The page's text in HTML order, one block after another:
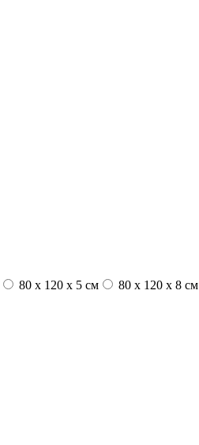
80 x 120 x 5 см 80 x 120 x 8 см